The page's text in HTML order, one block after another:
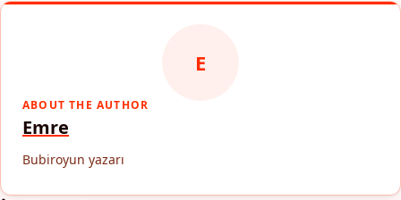
E
ABOUT THE AUTHOR
Emre
Bubiroyun yazarı